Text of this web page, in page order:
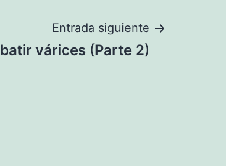
Entrada siguiente
várices (Parte 2)